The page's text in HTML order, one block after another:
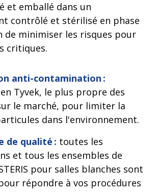
et emballé dans un
contrôlé et stérilisé en phase
de minimiser les risques pour
critiques.
anti-contamination :
Tyvek, le plus propre des
le marché, pour limiter la
dans l'environnement.
de qualité : toutes les
et tous les ensembles de
pour salles blanches sont
répondre à vos procédures